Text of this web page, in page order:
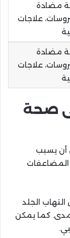
مضادة
علاجات
مضادة
علاجات
صحة
أن يسبب
التهاب الجلد
كما يمكن